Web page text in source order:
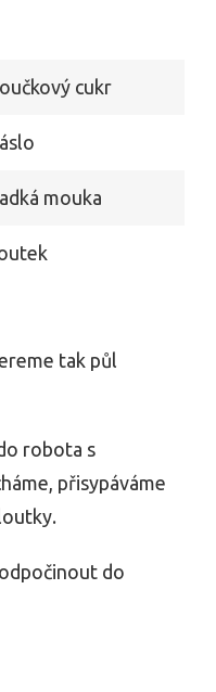
cukr
mouka
tak půl
robota s
přisypáváme
do